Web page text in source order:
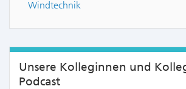
Windtechnik
Unsere Kolleginnen und
Podcast